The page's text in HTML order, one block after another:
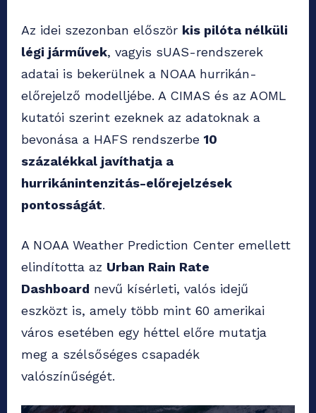
Az idei szezonban először kis pilóta nélküli
légi járművek, vagyis sUAS-rendszerek
adatai is bekerülnek a NOAA hurrikán-
előrejelző modelljébe. A CIMAS és az AOML
kutatói szerint ezeknek az adatoknak a
bevonása a HAFS rendszerbe 10
százalékkal javíthatja a
hurrikánintenzitás-előrejelzések
pontosságát.
A NOAA Weather Prediction Center emellett
elindította az Urban Rain Rate
Dashboard nevű kísérleti, valós idejű
eszközt is, amely több mint 60 amerikai
város esetében egy héttel előre mutatja
meg a szélsőséges csapadék
valószínűségét.